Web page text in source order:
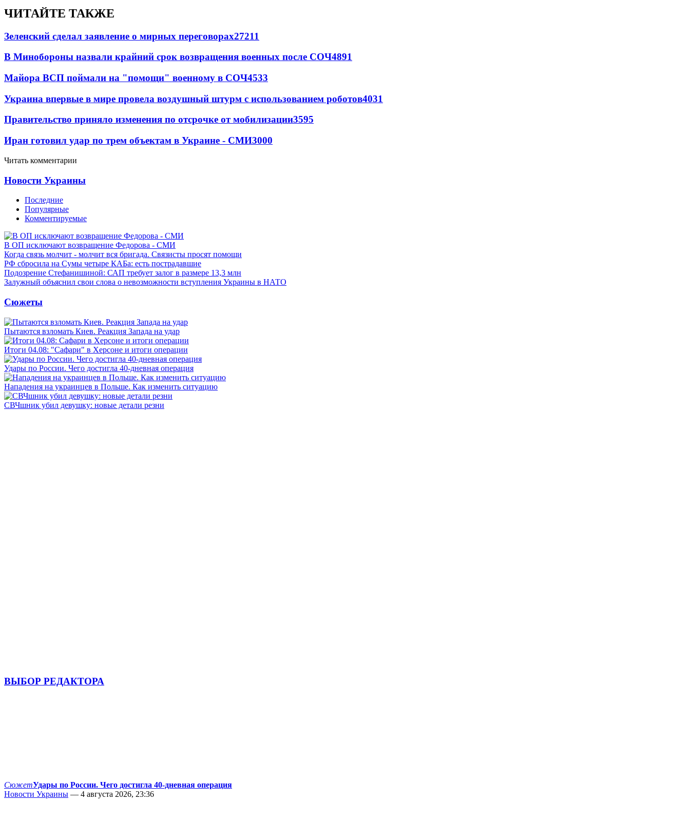
ЧИТАЙТЕ ТАКЖЕ
Зеленский сделал заявление о мирных переговорах27211
В Минобороны назвали крайний срок возвращения военных после СОЧ4891
Майора ВСП поймали на "помощи" военному в СОЧ4533
Украина впервые в мире провела воздушный штурм с использованием роботов4031
Правительство приняло изменения по отсрочке от мобилизации3595
Иран готовил удар по трем объектам в Украине - СМИ3000
Читать комментарии
Новости Украины
Последние
Популярные
Комментируемые
В ОП исключают возвращение Федорова - СМИ
Когда связь молчит - молчит вся бригада. Связисты просят помощи
РФ сбросила на Сумы четыре КАБа: есть пострадавшие
Подозрение Стефанишиной: САП требует залог в размере 13,3 млн
Залужный объяснил свои слова о невозможности вступления Украины в НАТО
Сюжеты
Пытаются взломать Киев. Реакция Запада на удар
Итоги 04.08: "Сафари" в Херсоне и итоги операции
Удары по России. Чего достигла 40-дневная операция
Нападения на украинцев в Польше. Как изменить ситуацию
СВЧшник убил девушку: новые детали резни
ВЫБОР РЕДАКТОРА
СюжетУдары по России. Чего достигла 40-дневная операция
Новости Украины — 4 августа 2026, 23:36